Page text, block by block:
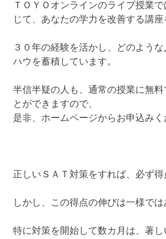
ＴＯＹＯオンラインのライブ授業
じて、あなたの学力を改善する講座
３０年の経験を活かし、どのよう
ハウを蓄積しています。
半信半疑の人も、通常の授業に無料
とができますので、
是非、ホームページからお申込みく
正しいＳＡＴ対策をすれば、必ず得
しかし、この得点の伸びは一様では
特に対策を開始して数カ月は、著